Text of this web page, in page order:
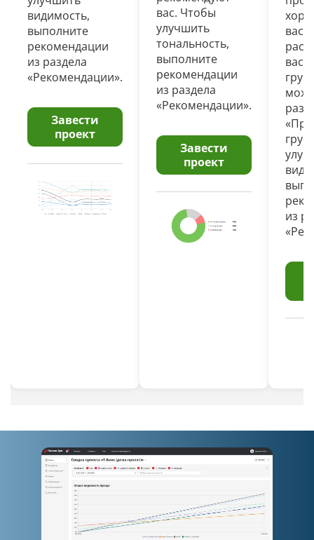
Текстовый анализатор
Анализ структуры сайта
Анализ SEO-тегов для списка URL
Визуальный HTML-редактор
Генератор Title, Description и H1
Комплексная оценка текста
Проверка текста на ИИ
Проверка кода ответа, скорости загрузки и
размера страниц
Анализ XML-карты сайта
Санкции / фильтры
видимость,
выполните
рекомендации
из раздела
«Рекомендации».
Завести
проект
вас. Чтобы
улучшить
тональность,
выполните
рекомендации
из раздела
«Рекомендации».
Завести
проект
вас
вас.
из